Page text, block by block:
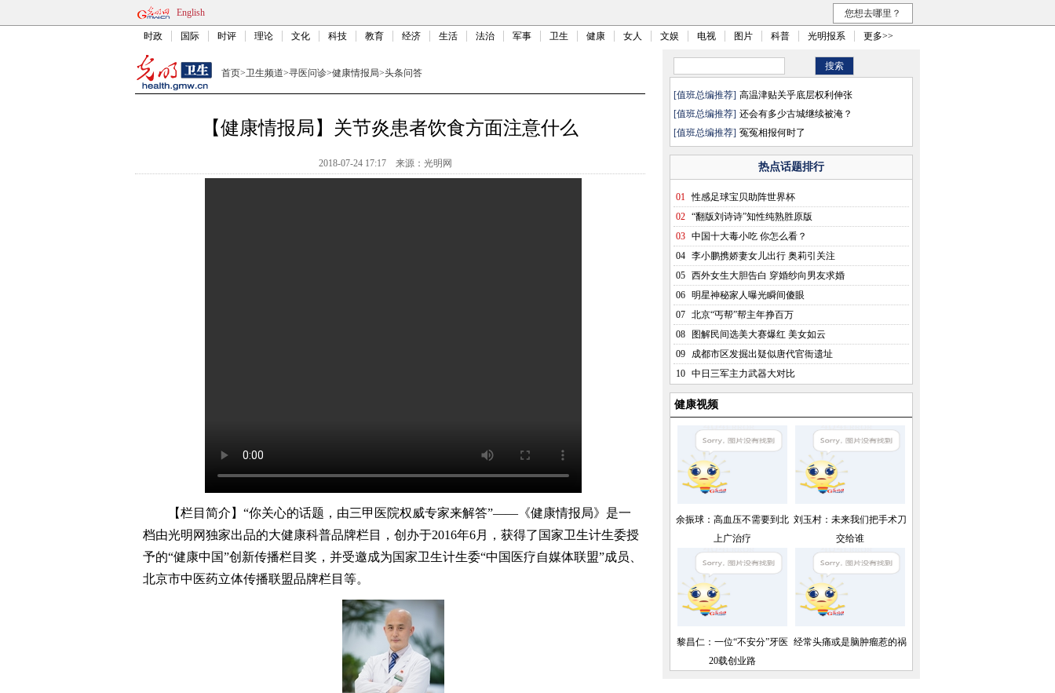
English 您想去哪里？
时政 国际 时评 理论 文化 科技 教育 经济 生活 法治 军事 卫生 健康 女人 文娱 电视 图片 科普 光明报系 更多>>
首页>卫生频道>寻医问诊>健康情报局>头条问答
【健康情报局】关节炎患者饮食方面注意什么
2018-07-24 17:17 来源：光明网
【栏目简介】“你关心的话题，由三甲医院权威专家来解答”——《健康情报局》是一
档由光明网独家出品的大健康科普品牌栏目，创办于2016年6月，获得了国家卫生计生委授
予的“健康中国”创新传播栏目奖，并受邀成为国家卫生计生委“中国医疗自媒体联盟”成员、
北京市中医药立体传播联盟品牌栏目等。
[值班总编推荐] 高温津贴关乎底层权利伸张
[值班总编推荐] 还会有多少古城继续被淹？
[值班总编推荐] 冤冤相报何时了
热点话题排行
01 性感足球宝贝助阵世界杯
02 “翻版刘诗诗”知性纯熟胜原版
03 中国十大毒小吃 你怎么看？
04 李小鹏携娇妻女儿出行 奥莉引关注
05 西外女生大胆告白 穿婚纱向男友求婚
06 明星神秘家人曝光瞬间傻眼
07 北京“丐帮”帮主年挣百万
08
图解民间选美大赛爆红 美女如云
09
成都市区发掘出疑似唐代官衙遗址
10 中日三军主力武器大对比
健康视频
余振球：高血压不需要到北
上广治疗
刘玉村：未来我们把手术刀
交给谁
黎昌仁：一位“不安分”牙医
20载创业路
经常头痛或是脑肿瘤惹的祸